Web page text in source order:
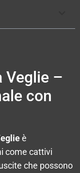
Veglie –
con
è
come cattivi
che possono